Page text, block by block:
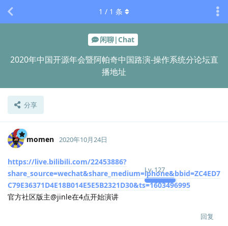
闲聊|Chat
2020年中国开源年会暨阿帕奇中国路演-操作系统分论坛直
播地址
分享
1 / 1 条
momen
Lv. 127
2020年10月24日
https://live.bilibili.com/22453886?
share_source=wechat&share_medium=iphone&bbid=ZC4ED7
C79E36371D4E18B014E5E5B2321D30&ts=1603496995
官方社区版主@jinle在4点开始演讲
回复